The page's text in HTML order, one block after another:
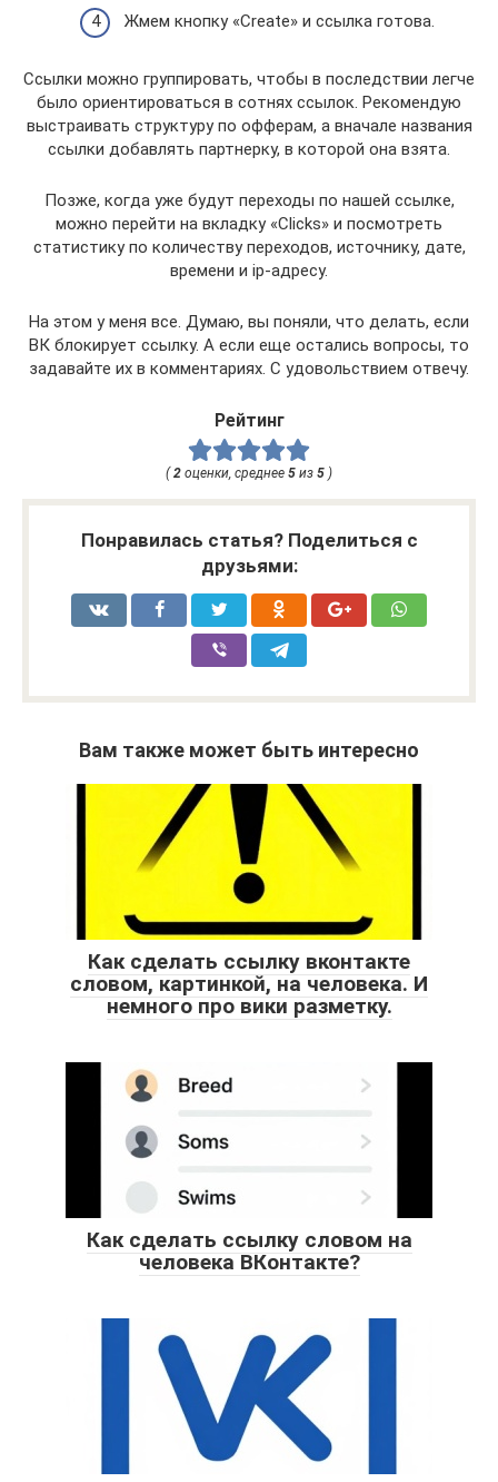
Жмем кнопку «Create» и ссылка готова.
Ссылки можно группировать, чтобы в последствии легче
было ориентироваться в сотнях ссылок. Рекомендую
выстраивать структуру по офферам, а вначале названия
ссылки добавлять партнерку, в которой она взята.
Позже, когда уже будут переходы по нашей ссылке,
можно перейти на вкладку «Clicks» и посмотреть
статистику по количеству переходов, источнику, дате,
времени и ip-адресу.
На этом у меня все. Думаю, вы поняли, что делать, если
ВК блокирует ссылку. А если еще остались вопросы, то
задавайте их в комментариях. С удовольствием отвечу.
Рейтинг
( 2 оценки, среднее 5 из 5 )
Понравилась статья? Поделиться с
друзьями:
Вам также может быть интересно
Как сделать ссылку вконтакте
словом, картинкой, на человека. И
немного про вики разметку.
Как сделать ссылку словом на
человека ВКонтакте?